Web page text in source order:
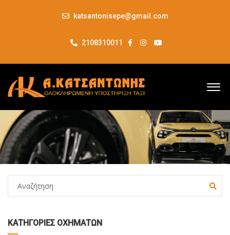
katsantonisepe@gmail.com
2108310011
ΚΑΤΗΓΟΡΊΕΣ ΟΧΗΜΆΤΩΝ